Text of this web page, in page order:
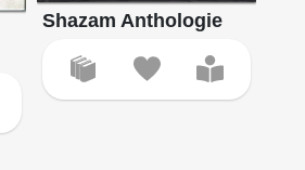
Shazam Anthologie